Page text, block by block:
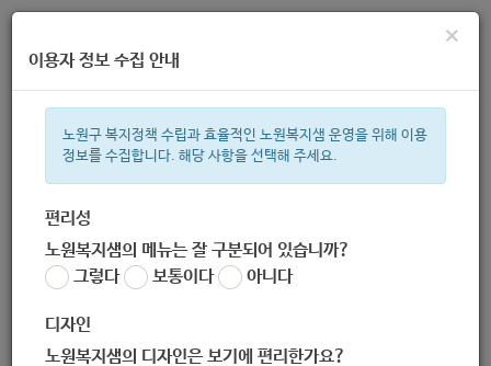
주간 인기검색어
한눈으로 보는 복지 정보
×
이용자 정보 수집 안내
노원구 복지정책 수립과 효율적인 노원복지샘 운영을 위해 이용
정보를 수집합니다. 해당 사항을 선택해 주세요.
편리성
노원복지샘의 메뉴는 잘 구분되어 있습니까?
그렇다
보통이다 아니다
디자인
노원복지샘의 디자인은 보기에 편리한가요?